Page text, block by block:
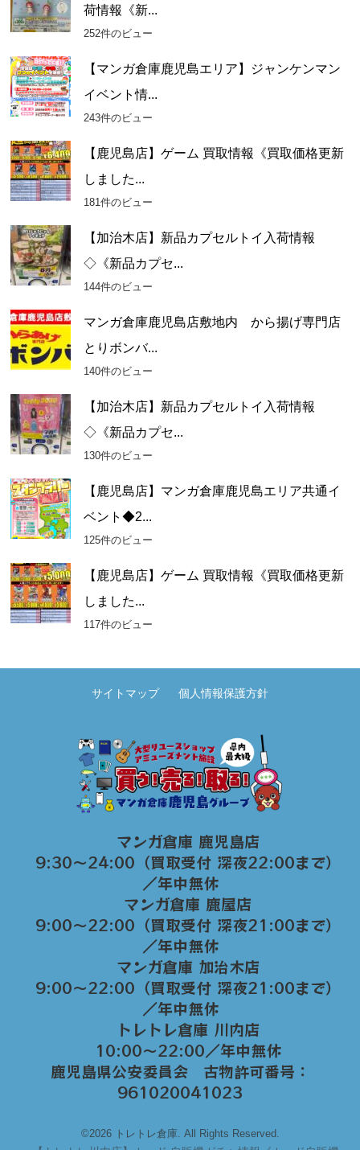
荷情報《新...
252件のビュー
【マンガ倉庫鹿児島エリア】ジャンケンマン
イベント情...
243件のビュー
【鹿児島店】ゲーム 買取情報《買取価格更新
しました...
181件のビュー
【加治木店】新品カプセルトイ入荷情報
◇《新品カプセ...
144件のビュー
マンガ倉庫鹿児島店敷地内 から揚げ専門店
とりボンバ...
140件のビュー
【加治木店】新品カプセルトイ入荷情報
◇《新品カプセ...
130件のビュー
【鹿児島店】マンガ倉庫鹿児島エリア共通イ
ベント◆2...
125件のビュー
【鹿児島店】ゲーム 買取情報《買取価格更新
しました...
117件のビュー
サイトマップ 個人情報保護方針
マンガ倉庫 鹿児島店
9:30～24:00（買取受付 深夜22:00まで）
／年中無休
マンガ倉庫 鹿屋店
9:00～22:00（買取受付 深夜21:00まで）
／年中無休
マンガ倉庫 加治木店
9:00〜22:00（買取受付 深夜21:00まで）
／年中無休
トレトレ倉庫 川内店
10:00〜22:00／年中無休
鹿児島県公安委員会 古物許可番号：
961020041023
©2026 トレトレ倉庫. All Rights Reserved.